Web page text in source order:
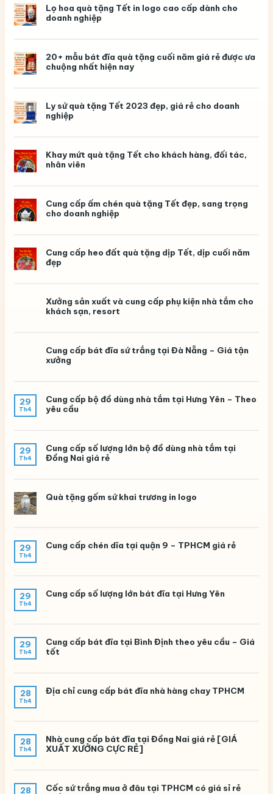
Tràng
–
ra
trường
theo
Lọ hoa quà tặng Tết in logo cao cấp dành cho
doanh nghiệp
20+ mẫu bát đĩa quà tặng cuối năm giá rẻ được ưa
chuộng nhất hiện nay
Ly sứ quà tặng Tết 2023 đẹp, giá rẻ cho doanh
nghiệp
Khay mứt quà tặng Tết cho khách hàng, đối tác,
nhân viên
Cung cấp ấm chén quà tặng Tết đẹp, sang trọng
cho doanh nghiệp
Cung cấp heo đất quà tặng dịp Tết, dịp cuối năm
đẹp
Xưởng sản xuất và cung cấp phụ kiện nhà tắm cho
khách sạn, resort
Cung cấp bát đĩa sứ trắng tại Đà Nẵng – Giá tận
xưởng
29
Th4
Cung cấp bộ đồ dùng nhà tắm tại Hưng Yên – Theo
yêu cầu
29
Th4
Cung cấp số lượng lớn bộ đồ dùng nhà tắm tại
Đồng Nai giá rẻ
Quà tặng gốm sứ khai trương in logo
29
Th4
Cung cấp chén dĩa tại quận 9 – TPHCM giá rẻ
29
Th4
Cung cấp số lượng lớn bát đĩa tại Hưng Yên
29
Th4
Cung cấp bát đĩa tại Bình Định theo yêu cầu – Giá
tốt
28
Th4
Địa chỉ cung cấp bát đĩa nhà hàng chay TPHCM
28
Th4
Nhà cung cấp bát đĩa tại Đồng Nai giá rẻ [GIÁ
XUẤT XƯỞNG CỰC RẺ]
28
Cốc sứ trắng mua ở đâu tại TPHCM có giá sỉ rẻ